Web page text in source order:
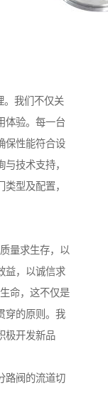
。我们不仅关
体验。每一台
保性能符合设
技术支持，
型及配置，
量求生存，以
益，以诚信求
命，这不仅是
穿的原则。我
极开发新品
路阀的流道切